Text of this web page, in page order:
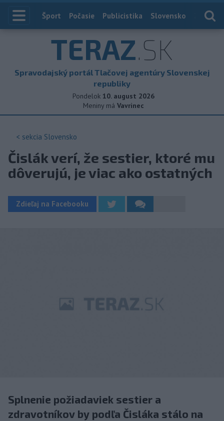
Index
Šport Počasie Publicistika Slovensko
TERAZ.SK
Spravodajský portál Tlačovej agentúry Slovenskej
republiky
Pondelok 10. august 2026
Meniny má Vavrinec
< sekcia Slovensko
Čislák verí, že sestier, ktoré mu
dôverujú, je viac ako ostatných
Zdieľaj na Facebooku
Splnenie požiadaviek sestier a
zdravotníkov by podľa Čisláka stálo na